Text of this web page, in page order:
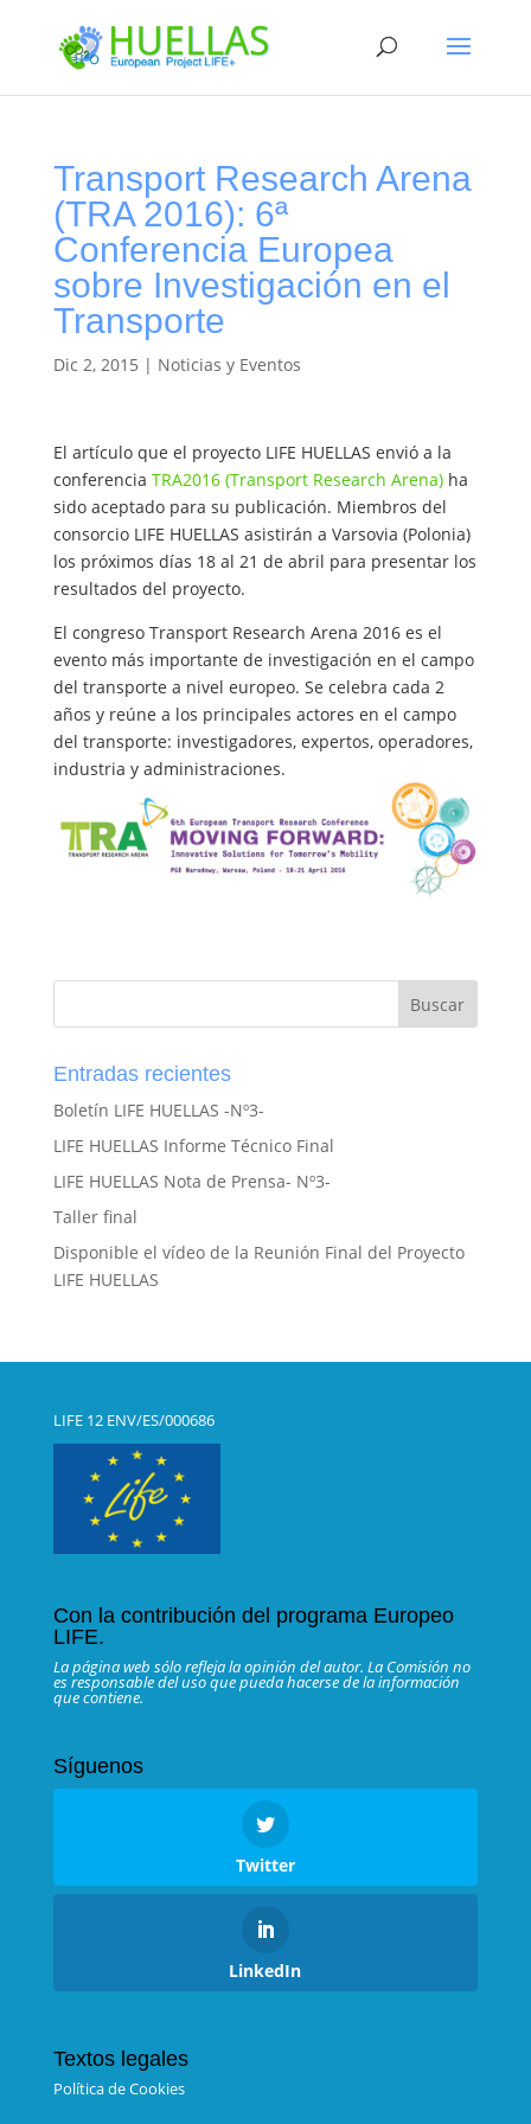
Transport Research Arena
(TRA 2016): 6ª
Conferencia Europea
sobre Investigación en el
Transporte
Dic 2, 2015 | Noticias y Eventos
El artículo que el proyecto LIFE HUELLAS envió a la
conferencia TRA2016 (Transport Research Arena) ha
sido aceptado para su publicación. Miembros del
consorcio LIFE HUELLAS asistirán a Varsovia (Polonia)
los próximos días 18 al 21 de abril para presentar los
resultados del proyecto.
El congreso Transport Research Arena 2016 es el
evento más importante de investigación en el campo
del transporte a nivel europeo. Se celebra cada 2
años y reúne a los principales actores en el campo
del transporte: investigadores, expertos, operadores,
industria y administraciones.
Entradas recientes
Boletín LIFE HUELLAS -Nº3-
LIFE HUELLAS Informe Técnico Final
LIFE HUELLAS Nota de Prensa- Nº3-
Taller final
Disponible el vídeo de la Reunión Final del Proyecto
LIFE HUELLAS
LIFE 12 ENV/ES/000686
Con la contribución del programa Europeo
LIFE.
La página web sólo refleja la opinión del autor. La Comisión no
es responsable del uso que pueda hacerse de la información
que contiene.
Síguenos
Twitter
LinkedIn
Textos legales
Política de Cookies